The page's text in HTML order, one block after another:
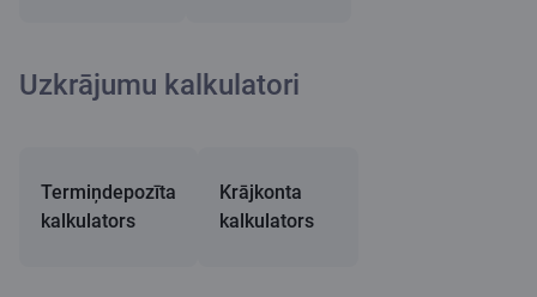
Uzkrājumu kalkulatori
Termiņdepozīta
kalkulators
Krājkonta
kalkulators